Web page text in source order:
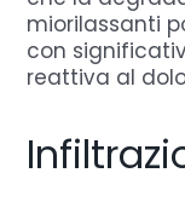
miorilassanti
con
reattiva al